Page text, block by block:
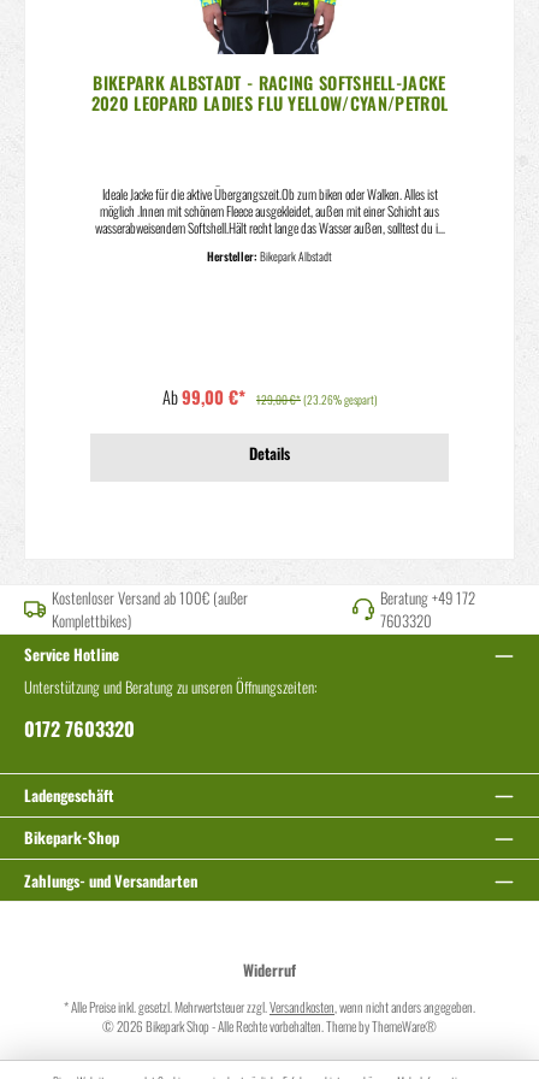
BIKEPARK ALBSTADT - RACING SOFTSHELL-JACKE
2020 LEOPARD LADIES FLU YELLOW/CYAN/PETROL
Ideale Jacke für die aktive Übergangszeit.Ob zum biken oder Walken. Alles ist
möglich .Innen mit schönem Fleece ausgekleidet, außen mit einer Schicht aus
wasserabweisendem Softshell.Hält recht lange das Wasser außen, solltest du in
Klettabschlüsse lassen die Ärmel super positionieren. Die Seitentaschen mit
Hersteller: Bikepark Albstadt
Ab99,00 €* 129,00 €*(23.26% gespart)
Details
Kostenloser Versand ab 100€ (außer
Komplettbikes)
Beratung +49 172
7603320
Service Hotline
Unterstützung und Beratung zu unseren Öffnungszeiten:
0172 7603320
Ladengeschäft
Bikepark-Shop
Zahlungs- und Versandarten
Widerruf
* Alle Preise inkl. gesetzl. Mehrwertsteuer zzgl. Versandkosten , wenn nicht anders angegeben.
© 2026 Bikepark Shop - Alle Rechte vorbehalten. Theme byThemeWare®